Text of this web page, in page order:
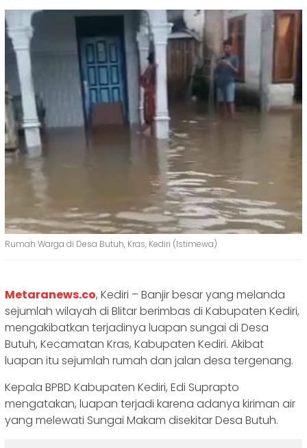
Rumah Warga di Desa Butuh, Kras, Kediri (Istimewa)
Metaranews.co, Kediri – Banjir besar yang melanda
sejumlah wilayah di Blitar berimbas di Kabupaten Kediri,
mengakibatkan terjadinya luapan sungai di Desa
Butuh, Kecamatan Kras, Kabupaten Kediri. Akibat
luapan itu sejumlah rumah dan jalan desa tergenang.
Kepala BPBD Kabupaten Kediri, Edi Suprapto
mengatakan, luapan terjadi karena adanya kiriman air
yang melewati Sungai Makam disekitar Desa Butuh.